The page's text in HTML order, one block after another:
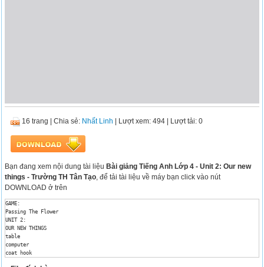
16 trang |Chia sẻ: Nhất Linh | Lượt xem: 494 | Lượt tải: 0
Bạn đang xem nội dung tài liệu Bài giảng Tiếng Anh Lớp 4 - Unit 2: Our new
things - Trường TH Tân Tạo, để tải tài liệu về máy bạn click vào nút
DOWNLOAD ở trên
GAME:
Passing The Flower
UNIT 2:
OUR NEW THINGS
table
computer
coat hook